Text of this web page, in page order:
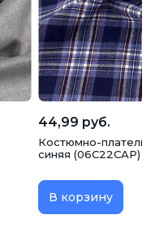
44,99 руб.
Костюмно-
синяя (06С22САР)
В корзину